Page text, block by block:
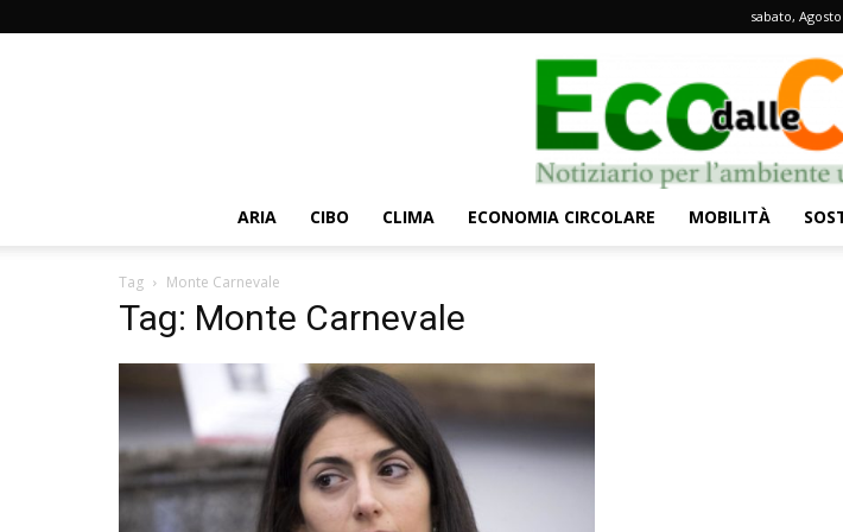
sabato,
ARIA CIBO CLIMA ECONOMIA CIRCOLARE MOBILITÀ
Tag Monte Carnevale
Tag: Monte Carnevale